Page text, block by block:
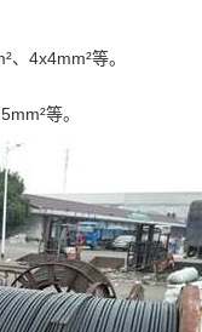
4x4mm²等。
等。